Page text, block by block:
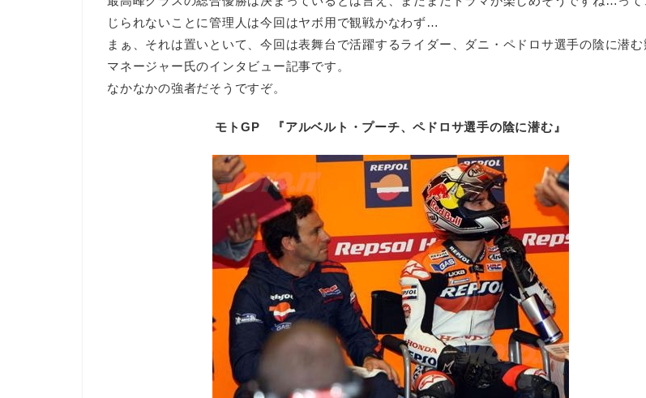
じられないことに管理人は今回はヤボ用で観戦かなわず…
まぁ、それは置いといて、今回は表舞台で活躍するライダー、ダニ・ペドロサ選手の陰に潜む
マネージャー氏のインタビュー記事です。
なかなかの強者だそうですぞ。
モトGP 『アルベルト・プーチ、ペドロサ選手の陰に潜む』